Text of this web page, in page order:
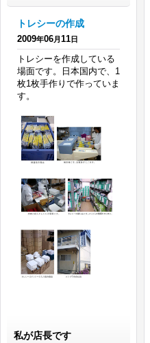
トレシーの作成
2009年06月11日
トレシーを作成している
場面です。日本国内で、1
枚1枚手作りで作っていま
す。
私が店長です